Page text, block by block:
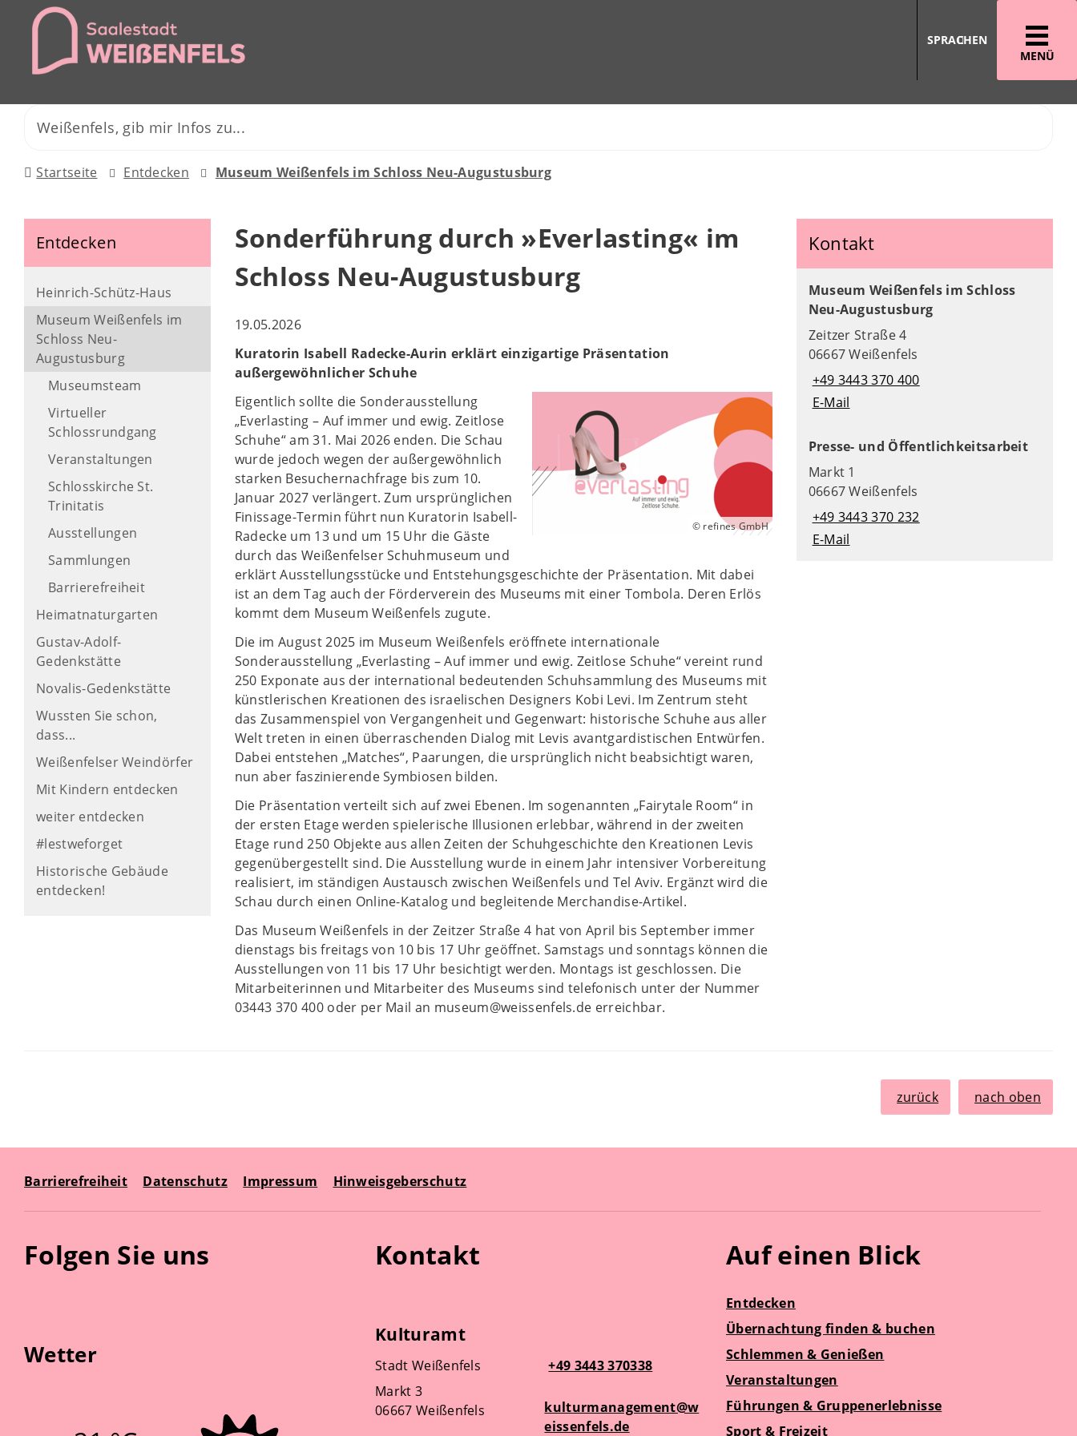
MENÜ
SPRACHEN
Startseite Entdecken Museum Weißenfels im Schloss Neu-Augustusburg
Entdecken
Heinrich-Schütz-Haus
Museum Weißenfels im
Schloss Neu-
Augustusburg
Museumsteam
Virtueller
Schlossrundgang
Veranstaltungen
Schlosskirche St.
Trinitatis
Ausstellungen
Sammlungen
Barrierefreiheit
Heimatnaturgarten
Gustav-Adolf-
Gedenkstätte
Novalis-Gedenkstätte
Wussten Sie schon,
dass...
Weißenfelser Weindörfer
Mit Kindern entdecken
weiter entdecken
#lestweforget
Historische Gebäude
entdecken!
Sonderführung durch »Everlasting« im
Schloss Neu-Augustusburg
19.05.2026
Kuratorin Isabell Radecke-Aurin erklärt einzigartige Präsentation
außergewöhnlicher Schuhe
© refines GmbH
Eigentlich sollte die Sonderausstellung
„Everlasting – Auf immer und ewig. Zeitlose
Schuhe“ am 31. Mai 2026 enden. Die Schau
wurde jedoch wegen der außergewöhnlich
starken Besuchernachfrage bis zum 10.
Januar 2027 verlängert. Zum ursprünglichen
Finissage-Termin führt nun Kuratorin Isabell-
Radecke um 13 und um 15 Uhr die Gäste
durch das Weißenfelser Schuhmuseum und
erklärt Ausstellungsstücke und Entstehungsgeschichte der Präsentation. Mit dabei
ist an dem Tag auch der Förderverein des Museums mit einer Tombola. Deren Erlös
kommt dem Museum Weißenfels zugute.
Die im August 2025 im Museum Weißenfels eröffnete internationale
Sonderausstellung „Everlasting – Auf immer und ewig. Zeitlose Schuhe“ vereint rund
250 Exponate aus der international bedeutenden Schuhsammlung des Museums mit
künstlerischen Kreationen des israelischen Designers Kobi Levi. Im Zentrum steht
das Zusammenspiel von Vergangenheit und Gegenwart: historische Schuhe aus aller
Welt treten in einen überraschenden Dialog mit Levis avantgardistischen Entwürfen.
Dabei entstehen „Matches“, Paarungen, die ursprünglich nicht beabsichtigt waren,
nun aber faszinierende Symbiosen bilden.
Die Präsentation verteilt sich auf zwei Ebenen. Im sogenannten „Fairytale Room“ in
der ersten Etage werden spielerische Illusionen erlebbar, während in der zweiten
Etage rund 250 Objekte aus allen Zeiten der Schuhgeschichte den Kreationen Levis
gegenübergestellt sind. Die Ausstellung wurde in einem Jahr intensiver Vorbereitung
realisiert, im ständigen Austausch zwischen Weißenfels und Tel Aviv. Ergänzt wird die
Schau durch einen Online-Katalog und begleitende Merchandise-Artikel.
Das Museum Weißenfels in der Zeitzer Straße 4 hat von April bis September immer
dienstags bis freitags von 10 bis 17 Uhr geöffnet. Samstags und sonntags können die
Ausstellungen von 11 bis 17 Uhr besichtigt werden. Montags ist geschlossen. Die
Mitarbeiterinnen und Mitarbeiter des Museums sind telefonisch unter der Nummer
03443 370 400 oder per Mail an museum@weissenfels.de erreichbar.
Kontakt
Museum Weißenfels im Schloss
Neu-Augustusburg
Zeitzer Straße 4
06667 Weißenfels
+49 3443 370 400
E-Mail
Presse- und Öffentlichkeitsarbeit
Markt 1
06667 Weißenfels
+49 3443 370 232
E-Mail
zurück nach oben
Barrierefreiheit Datenschutz Impressum Hinweisgeberschutz
Folgen Sie uns
Wetter
Kontakt
Kulturamt
Stadt Weißenfels
Markt 3
06667 Weißenfels
+49 3443 370338
kulturmanagement@w
eissenfels.de
Auf einen Blick
Entdecken
Übernachtung finden & buchen
Schlemmen & Genießen
Veranstaltungen
Führungen & Gruppenerlebnisse
Sport & Freizeit